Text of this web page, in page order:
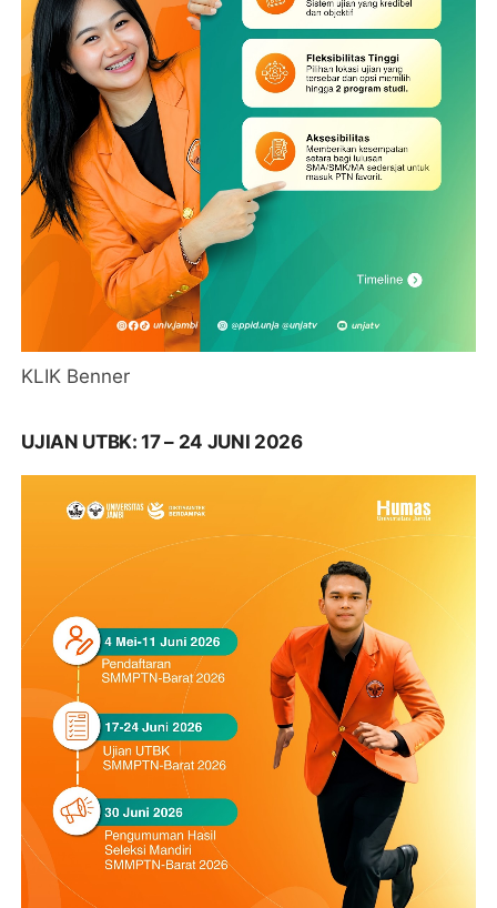
KLIK Benner
UJIAN UTBK: 17 – 24 JUNI 2026